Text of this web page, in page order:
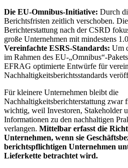
Die EU-Omnibus-Initiative: Durch
Berichtsfristen zeitlich verschoben.
Berichterstattung nach der CSRD
große Unternehmen mit mindestens
Vereinfachte ESRS-Standards: Um
im Rahmen des EU-„Omnibus“-
EFRAG optimierte Entwürfe für
Nachhaltigkeitsberichtsstandards
Für kleinere Unternehmen bleibt die
Nachhaltigkeitsberichterstattung zwar
wichtig, weil Investoren, Stakeholder
Informationen zu den nachhaltigen
verlangen. Mittelbar erfasst die
Unternehmen, wenn sie
berichtspflichtigen Unternehmen
Lieferkette betrachtet wird.